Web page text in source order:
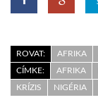
ROVAT: AFRIKA
CÍMKE:
AFRIKA
KRÍZIS
NIGÉRIA